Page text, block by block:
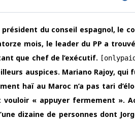
du conseil espagnol, le
mois, le leader du PP a
que chef de l’exécutif.
auspices. Mariano Rajoy, qui
haï au Maroc n’a pas tari
« appuyer fermement ».
dizaine de personnes dont